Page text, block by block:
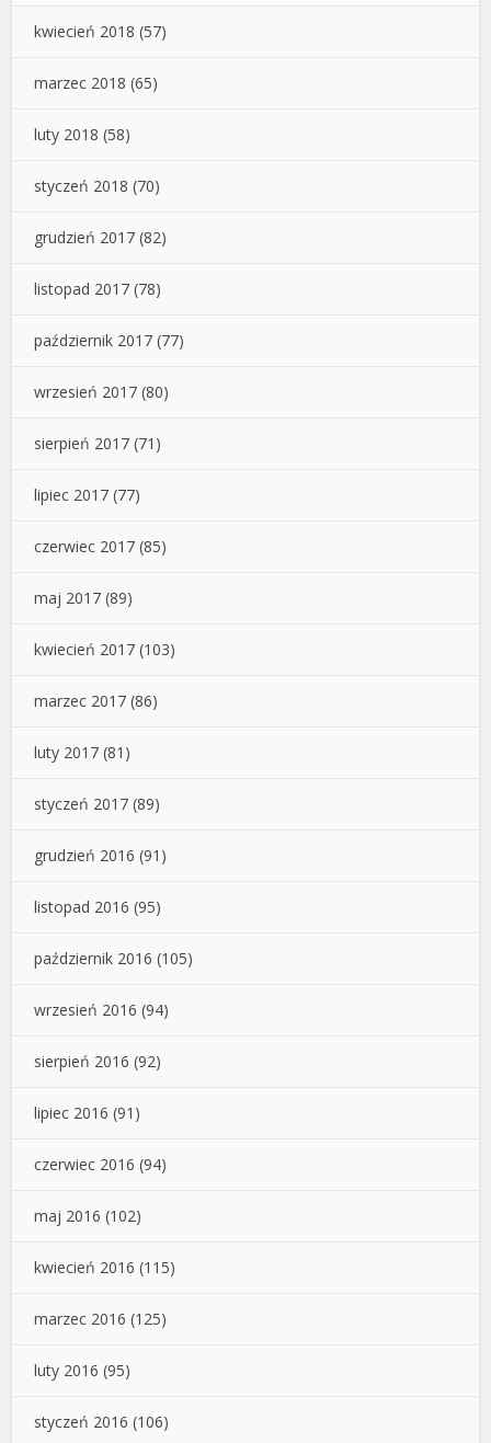
kwiecień 2018 (57)
marzec 2018 (65)
luty 2018 (58)
styczeń 2018 (70)
grudzień 2017 (82)
listopad 2017 (78)
październik 2017 (77)
wrzesień 2017 (80)
sierpień 2017 (71)
lipiec 2017 (77)
czerwiec 2017 (85)
maj 2017 (89)
kwiecień 2017 (103)
marzec 2017 (86)
luty 2017 (81)
styczeń 2017 (89)
grudzień 2016 (91)
listopad 2016 (95)
październik 2016 (105)
wrzesień 2016 (94)
sierpień 2016 (92)
lipiec 2016 (91)
czerwiec 2016 (94)
maj 2016 (102)
kwiecień 2016 (115)
marzec 2016 (125)
luty 2016 (95)
styczeń 2016 (106)